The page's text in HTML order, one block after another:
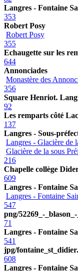
Langres - Fontaine
353
Robert Posy
Robert Posy
355
Echaugette sur les
644
Annonciades
Monastère des
356
Square Henriot.
92
Les remparts côté
137
Langres - Sous-
Langres - Glacière de
Glacière de la sous
216
Chapelle collège
609
Langres - Fontaine
Langres - Fontaine
547
png/52269_-
71
Langres - Fontaine
541
jpg/
608
Langres - Fontaine